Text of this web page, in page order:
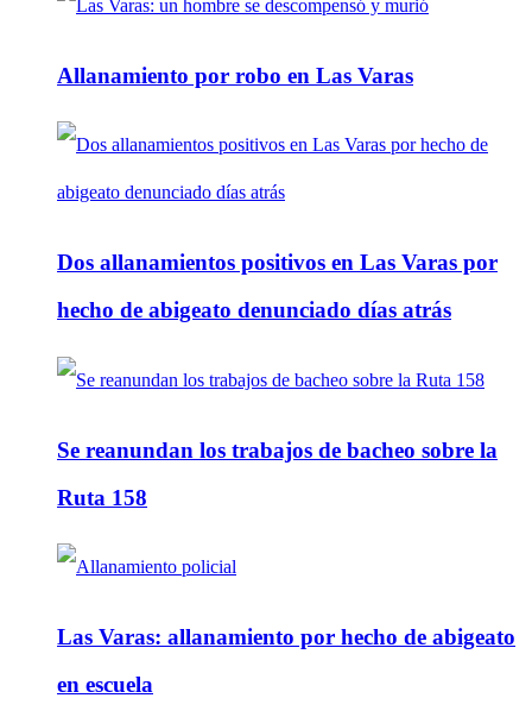
Allanamiento por robo en Las Varas
Dos allanamientos positivos en Las Varas por
hecho de abigeato denunciado días atrás
Se reanundan los trabajos de bacheo sobre la
Ruta 158
Las Varas: allanamiento por hecho de abigeato
en escuela